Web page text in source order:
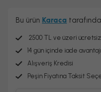
Bu ürün Karaca
2500 TL ve üzeri
14 gün içinde iade avantajı
Alışveriş Kredisi
Peşin Fiyatına Taksit